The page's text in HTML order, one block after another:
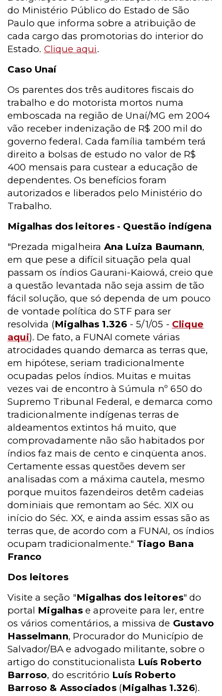
do Ministério Público do Estado de São
Paulo que informa sobre a atribuição de
cada cargo das promotorias do interior do
Estado. Clique aqui.
Caso Unaí
Os parentes dos três auditores fiscais do
trabalho e do motorista mortos numa
emboscada na região de Unaí/MG em 2004
vão receber indenização de R$ 200 mil do
governo federal. Cada família também terá
direito a bolsas de estudo no valor de R$
400 mensais para custear a educação de
dependentes. Os benefícios foram
autorizados e liberados pelo Ministério do
Trabalho.
Migalhas dos leitores - Questão indígena
"Prezada migalheira Ana Luiza Baumann,
em que pese a difícil situação pela qual
passam os índios Gaurani-Kaiowá, creio que
a questão levantada não seja assim de tão
fácil solução, que só dependa de um pouco
de vontade política do STF para ser
resolvida (Migalhas 1.326 - 5/1/05 - Clique
aqui). De fato, a FUNAI comete várias
atrocidades quando demarca as terras que,
em hipótese, seriam tradicionalmente
ocupadas pelos índios. Muitas e muitas
vezes vai de encontro à Súmula nº 650 do
Supremo Tribunal Federal, e demarca como
tradicionalmente indígenas terras de
aldeamentos extintos há muito, que
comprovadamente não são habitados por
índios faz mais de cento e cinqüenta anos.
Certamente essas questões devem ser
analisadas com a máxima cautela, mesmo
porque muitos fazendeiros detêm cadeias
dominiais que remontam ao Séc. XIX ou
início do Séc. XX, e ainda assim essas são as
terras que, de acordo com a FUNAI, os índios
ocupam tradicionalmente." Tiago Bana
Franco
Dos leitores
Visite a seção "Migalhas dos leitores" do
portal Migalhas e aproveite para ler, entre
os vários comentários, a missiva de Gustavo
Hasselmann, Procurador do Município de
Salvador/BA e advogado militante, sobre o
artigo do constitucionalista Luís Roberto
Barroso, do escritório Luís Roberto
Barroso & Associados (Migalhas 1.326).